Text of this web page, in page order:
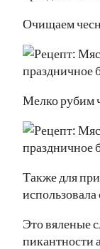
Очищаем
Мелко рубим
Также для
Это вяленые
пикантности